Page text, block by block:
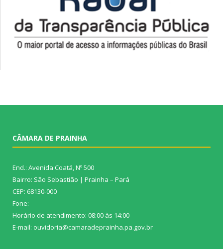
CÂMARA DE PRAINHA
End.: Avenida Coatá, Nº 500
Bairro: São Sebastião | Prainha – Pará
CEP: 68130-000
Fone:
Horário de atendimento: 08:00 às 14:00
E-mail: ouvidoria@camaradeprainha.pa.gov.br